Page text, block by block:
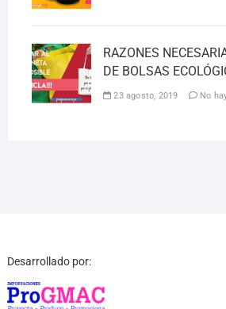
RAZONES
DE BOLSAS
23 agosto, 2019 No
Desarrollado por: